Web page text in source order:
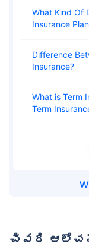
What Kind Of Deaths Are Not Covered In A Term
Insurance Plan
Difference Between Term Insurance and Life
Insurance
What is Term Insurance Plan? Meaning & Types of
Term
చివరి